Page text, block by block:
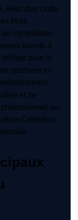
Avec des clubs
titres
compétition
talents à
brillant pour le
sportives en
et se
au
l’attention